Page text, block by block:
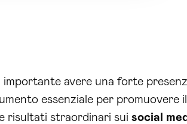
importante avere una forte
essenziale per promuovere
risultati straordinari sui social